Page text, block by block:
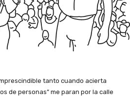
tanto cuando acierta
de personas” me paran por la calle